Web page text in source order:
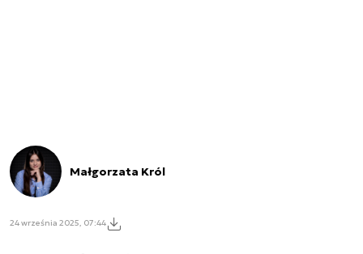
Małgorzata Król
24 września 2025, 07:44